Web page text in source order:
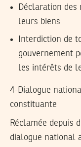
Déclaration des
leurs biens
Interdiction de
gouvernement
les intérêts de
4-Dialogue
constituante
Réclamée depuis
dialogue national